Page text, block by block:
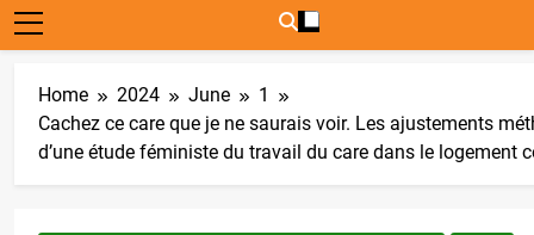
Home 2024 June
1
Cachez ce care que je ne saurais voir. Les ajustements
d’une étude féministe du travail du care dans le logement